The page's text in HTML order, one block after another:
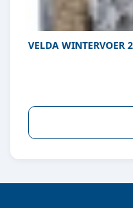
VELDA WINTERVOER